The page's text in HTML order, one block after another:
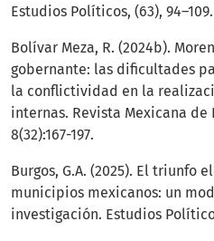
Estudios Políticos, (63), 94–109.
Bolívar Meza, R. (2024b).
gobernante: las dificultades
la conflictividad en la
internas. Revista Mexicana de
8(32):167-197.
Burgos, G.A. (2025). El triunfo
municipios mexicanos: un
investigación. Estudios